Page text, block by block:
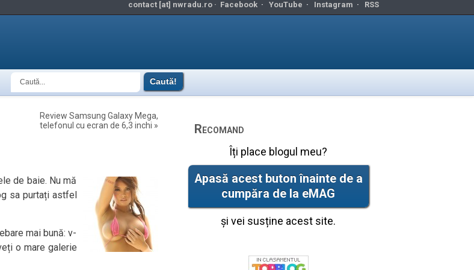
contact [at] nwradu.ro · Facebook· YouTube · Instagram · RSS
Review Samsung Galaxy Mega,
telefonul cu ecran de 6,3 inchi »
de baie. Nu mă
sa purtați astfel
mai bună: v-
o mare galerie
Recomand
Îți place blogul meu?
Apasă acest buton înainte de a
cumpăra de la eMAG
și vei susține acest site.